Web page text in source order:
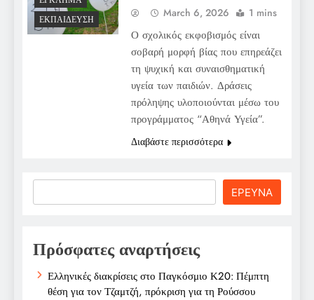
ΕΚΠΑΊΔΕΥΣΗ
March 6, 2026 1 mins
Ο σχολικός εκφοβισμός είναι
σοβαρή μορφή βίας που επηρεάζει
τη ψυχική και συναισθηματική
υγεία των παιδιών. Δράσεις
πρόληψης υλοποιούνται μέσω του
προγράμματος “Αθηνά Υγεία”.
Διαβάστε περισσότερα
ΕΡΕΥΝΑ
Πρόσφατες αναρτήσεις
Ελληνικές διακρίσεις στο Παγκόσμιο Κ20: Πέμπτη
θέση για τον Τζαμτζή, πρόκριση για τη Ρούσσου